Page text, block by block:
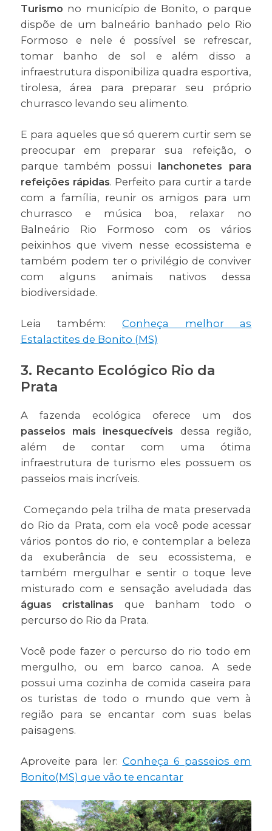
Turismo no município de Bonito, o parque
dispõe de um balneário banhado pelo Rio
Formoso e nele é possível se refrescar,
tomar banho de sol e além disso a
infraestrutura disponibiliza quadra esportiva,
tirolesa, área para preparar seu próprio
churrasco levando seu alimento.
E para aqueles que só querem curtir sem se
preocupar em preparar sua refeição, o
parque também possui lanchonetes para
refeições rápidas. Perfeito para curtir a tarde
com a família, reunir os amigos para um
churrasco e música boa, relaxar no
Balneário Rio Formoso com os vários
peixinhos que vivem nesse ecossistema e
também podem ter o privilégio de conviver
com alguns animais nativos dessa
biodiversidade.
Leia também: Conheça melhor as
Estalactites de Bonito (MS)
3. Recanto Ecológico Rio da
Prata
A fazenda ecológica oferece um dos
passeios mais inesquecíveis dessa região,
além de contar com uma ótima
infraestrutura de turismo eles possuem os
passeios mais incríveis.
Começando pela trilha de mata preservada
do Rio da Prata, com ela você pode acessar
vários pontos do rio, e contemplar a beleza
da exuberância de seu ecossistema, e
também mergulhar e sentir o toque leve
misturado com e sensação aveludada das
águas cristalinasque banham todo o
percurso do Rio da Prata.
Você pode fazer o percurso do rio todo em
mergulho, ou em barco canoa. A sede
possui uma cozinha de comida caseira para
os turistas de todo o mundo que vem à
região para se encantar com suas belas
paisagens.
Aproveite para ler: Conheça 6 passeios em
Bonito(MS) que vão te encantar